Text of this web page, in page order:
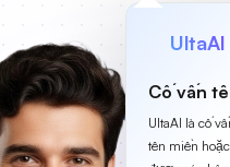
UltaAI
Cố vấn
UltaAI là cố
tên miền